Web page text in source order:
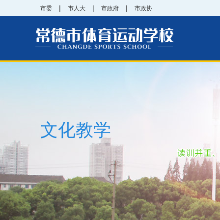
市委 | 市人大 | 市政府 | 市政协
文化教学